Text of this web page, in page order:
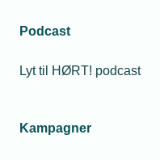
Podcast
Lyt til HØRT! podcast
Kampagner